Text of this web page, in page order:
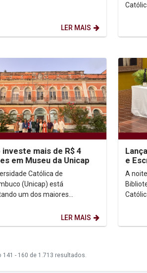
LER MAIS
investe mais de R$ 4
em Museu da Unicap
Católica de
(Unicap) está
um dos maiores
e difusão científica de sua
LER MAIS
e
A
141 - 160 de 1.713 resultados.